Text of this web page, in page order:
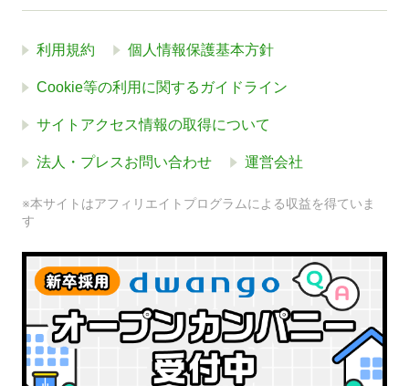
利用規約 個人情報保護基本方針
Cookie等の利用に関するガイドライン
サイトアクセス情報の取得について
法人・プレスお問い合わせ 運営会社
※本サイトはアフィリエイトプログラムによる収益を得ていま
す